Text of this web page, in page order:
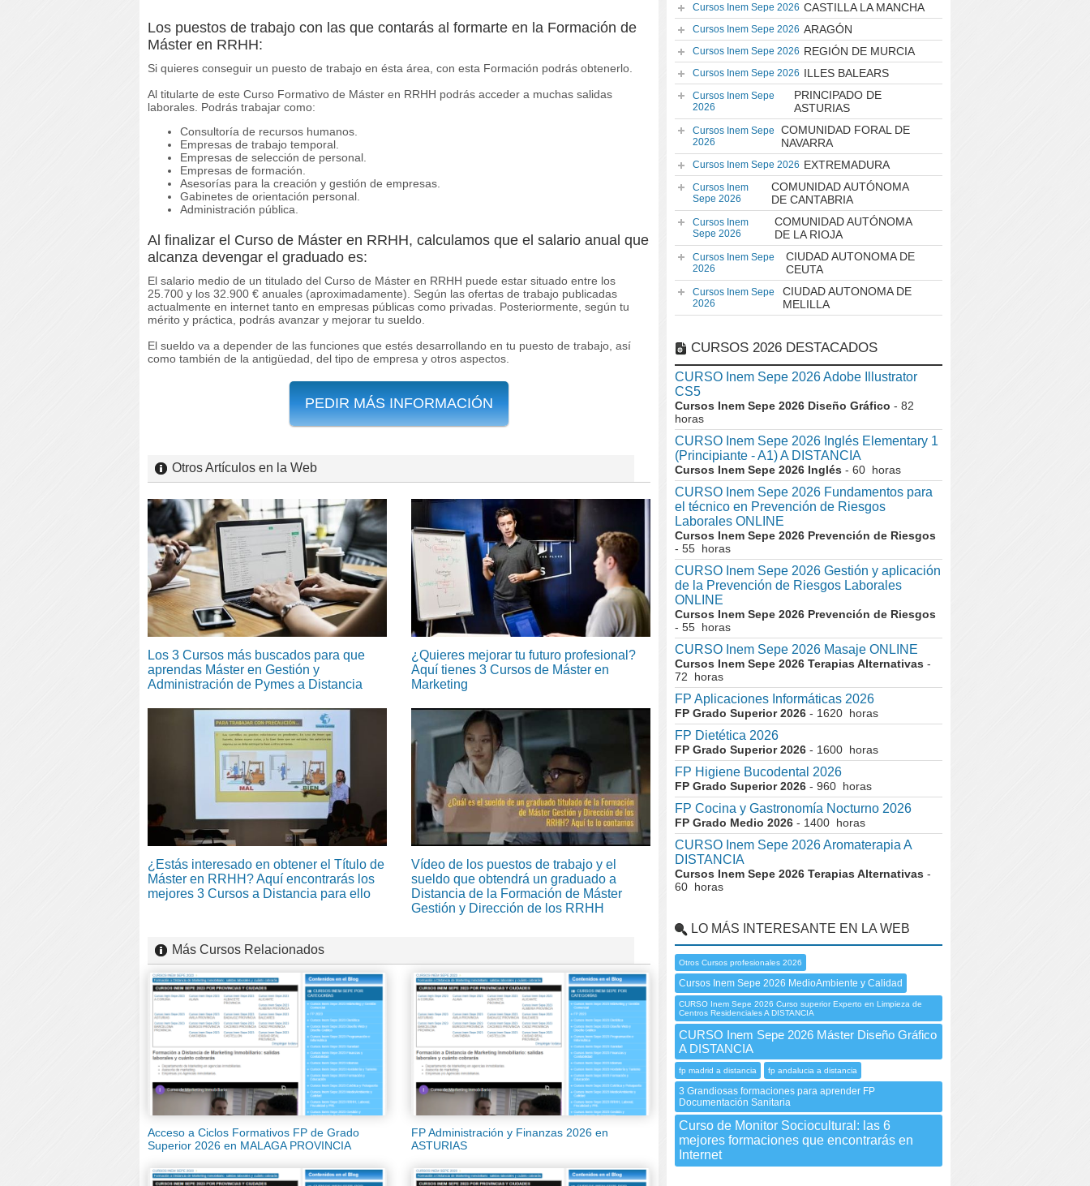
Los puestos de trabajo con las que contarás al formarte en la Formación de
Máster en RRHH:
Si quieres conseguir un puesto de trabajo en ésta área, con esta Formación podrás obtenerlo.
Al titularte de este Curso Formativo de Máster en RRHH podrás acceder a muchas salidas
laborales. Podrás trabajar como:
Consultoría de recursos humanos.
Empresas de trabajo temporal.
Empresas de selección de personal.
Empresas de formación.
Asesorías para la creación y gestión de empresas.
Gabinetes de orientación personal.
Administración pública.
Al finalizar el Curso de Máster en RRHH, calculamos que el salario anual que
alcanza devengar el graduado es:
El salario medio de un titulado del Curso de Máster en RRHH puede estar situado entre los
25.700 y los 32.900 € anuales (aproximadamente). Según las ofertas de trabajo publicadas
actualmente en internet tanto en empresas públicas como privadas. Posteriormente, según tu
mérito y práctica, podrás avanzar y mejorar tu sueldo.
El sueldo va a depender de las funciones que estés desarrollando en tu puesto de trabajo, así
como también de la antigüedad, del tipo de empresa y otros aspectos.
PEDIR MÁS INFORMACIÓN
Otros Artículos en la Web
Los 3 Cursos más buscados para que
aprendas Máster en Gestión y
Administración de Pymes a Distancia
¿Quieres mejorar tu futuro profesional?
Aquí tienes 3 Cursos de Máster en
Marketing
¿Estás interesado en obtener el Título de
Máster en RRHH? Aquí encontrarás los
mejores 3 Cursos a Distancia para ello
Vídeo de los puestos de trabajo y el
sueldo que obtendrá un graduado a
Distancia de la Formación de Máster
Gestión y Dirección de los RRHH
Más Cursos Relacionados
Acceso a Ciclos Formativos FP de Grado
Superior 2026 en MALAGA PROVINCIA
FP Administración y Finanzas 2026 en
ASTURIAS
Cursos Inem Sepe 2026 CASTILLA LA MANCHA
Cursos Inem Sepe 2026 ARAGÓN
Cursos Inem Sepe 2026 REGIÓN DE MURCIA
Cursos Inem Sepe 2026 ILLES BALEARS
Cursos Inem Sepe
2026
PRINCIPADO DE
ASTURIAS
Cursos Inem Sepe
2026
COMUNIDAD FORAL DE
NAVARRA
Cursos Inem Sepe 2026 EXTREMADURA
Cursos Inem
Sepe 2026
COMUNIDAD AUTÓNOMA
DE CANTABRIA
Cursos Inem
Sepe 2026
COMUNIDAD AUTÓNOMA
DE LA RIOJA
Cursos Inem Sepe
2026
CIUDAD AUTONOMA DE
CEUTA
Cursos Inem Sepe
2026
CIUDAD AUTONOMA DE
MELILLA
CURSOS 2026 DESTACADOS
CURSO Inem Sepe 2026 Adobe Illustrator
CS5
Cursos Inem Sepe 2026 Diseño Gráfico - 82
horas
CURSO Inem Sepe 2026 Inglés Elementary 1
(Principiante - A1) A DISTANCIA
Cursos Inem Sepe 2026 Inglés - 60 horas
CURSO Inem Sepe 2026 Fundamentos para
el técnico en Prevención de Riesgos
Laborales ONLINE
Cursos Inem Sepe 2026 Prevención de Riesgos
- 55 horas
CURSO Inem Sepe 2026 Gestión y aplicación
de la Prevención de Riesgos Laborales
ONLINE
Cursos Inem Sepe 2026 Prevención de Riesgos
- 55 horas
CURSO Inem Sepe 2026 Masaje ONLINE
Cursos Inem Sepe 2026 Terapias Alternativas -
72 horas
FP Aplicaciones Informáticas 2026
FP Grado Superior 2026 - 1620 horas
FP Dietética 2026
FP Grado Superior 2026 - 1600 horas
FP Higiene Bucodental 2026
FP Grado Superior 2026 - 960 horas
FP Cocina y Gastronomía Nocturno 2026
FP Grado Medio 2026 - 1400 horas
CURSO Inem Sepe 2026 Aromaterapia A
DISTANCIA
Cursos Inem Sepe 2026 Terapias Alternativas -
60 horas
LO MÁS INTERESANTE EN LA WEB
Otros Cursos profesionales 2026
Cursos Inem Sepe 2026 MedioAmbiente y Calidad
CURSO Inem Sepe 2026 Curso superior Experto en Limpieza de
Centros Residenciales A DISTANCIA
CURSO Inem Sepe 2026 Máster Diseño Gráfico
A DISTANCIA
fp madrid a distancia fp andalucia a distancia
3 Grandiosas formaciones para aprender FP
Documentación Sanitaria
Curso de Monitor Sociocultural: las 6
mejores formaciones que encontrarás en
Internet